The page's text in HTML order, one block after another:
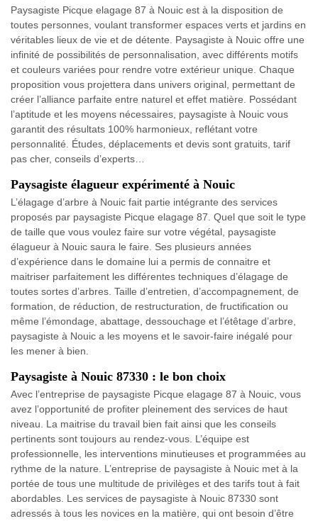
Paysagiste Picque elagage 87 à Nouic est à la disposition de
toutes personnes, voulant transformer espaces verts et jardins en
véritables lieux de vie et de détente. Paysagiste à Nouic offre une
infinité de possibilités de personnalisation, avec différents motifs
et couleurs variées pour rendre votre extérieur unique. Chaque
proposition vous projettera dans univers original, permettant de
créer l’alliance parfaite entre naturel et effet matière. Possédant
l’aptitude et les moyens nécessaires, paysagiste à Nouic vous
garantit des résultats 100% harmonieux, reflétant votre
personnalité. Études, déplacements et devis sont gratuits, tarif
pas cher, conseils d’experts…
Paysagiste élagueur expérimenté à Nouic
L’élagage d’arbre à Nouic fait partie intégrante des services
proposés par paysagiste Picque elagage 87. Quel que soit le type
de taille que vous voulez faire sur votre végétal, paysagiste
élagueur à Nouic saura le faire. Ses plusieurs années
d’expérience dans le domaine lui a permis de connaitre et
maitriser parfaitement les différentes techniques d’élagage de
toutes sortes d’arbres. Taille d’entretien, d’accompagnement, de
formation, de réduction, de restructuration, de fructification ou
même l’émondage, abattage, dessouchage et l’étêtage d’arbre,
paysagiste à Nouic a les moyens et le savoir-faire inégalé pour
les mener à bien.
Paysagiste à Nouic 87330 : le bon choix
Avec l’entreprise de paysagiste Picque elagage 87 à Nouic, vous
avez l’opportunité de profiter pleinement des services de haut
niveau. La maitrise du travail bien fait ainsi que les conseils
pertinents sont toujours au rendez-vous. L’équipe est
professionnelle, les interventions minutieuses et programmées au
rythme de la nature. L’entreprise de paysagiste à Nouic met à la
portée de tous une multitude de privilèges et des tarifs tout à fait
abordables. Les services de paysagiste à Nouic 87330 sont
adressés à tous les novices en la matière, qui ont besoin d’être